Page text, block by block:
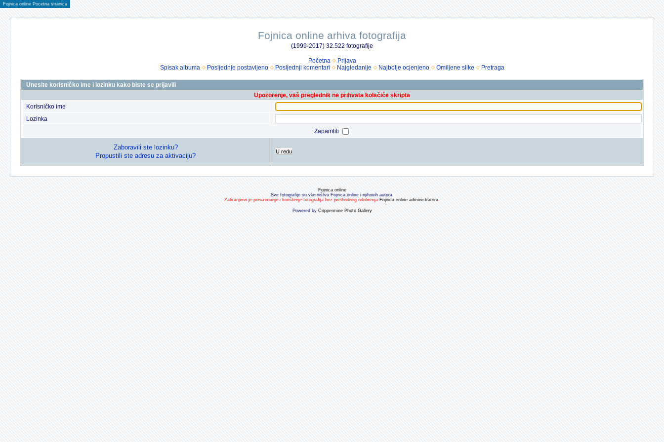
Fojnica online Pocetna stranica
Fojnica online arhiva fotografija
(1999-2017) 32.522 fotografije
Početna
Prijava
Spisak albuma
Posljednje postavljeno Posljednji komentari Najgledanije Najbolje ocjenjeno Omiljene slike Pretraga
Unesite korisničko ime i lozinku kako biste se prijavili
Upozorenje, vaš preglednik ne prihvata kolačiće skripta
Korisničko ime
Lozinka
Zapamtiti
Zaboravili ste lozinku?
Propustili ste adresu za aktivaciju?
U redu
Fojnica online
Sve fotografije su vlasništvo Fojnica online i njihovih autora.
Zabranjeno je preuzimanje i korištenje fotografija bez prethodnog odobrenja Fojnica online administratora.
Powered by Coppermine Photo Gallery